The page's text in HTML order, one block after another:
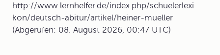
http://www.lernhelfer.de/index.php/schuelerlexi
kon/deutsch-abitur/artikel/heiner-mueller
(Abgerufen: 08. August 2026, 00:47 UTC)